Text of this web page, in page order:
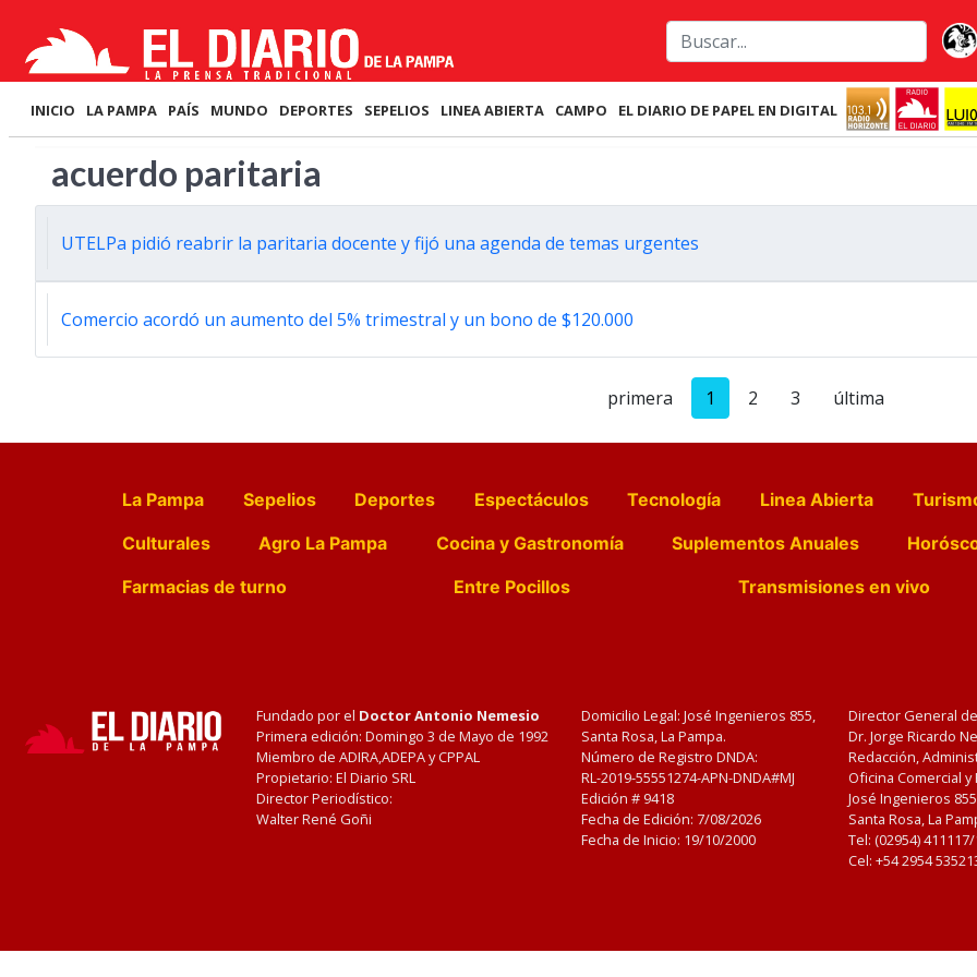
INICIO LA PAMPA PAÍS MUNDO DEPORTES SEPELIOS LINEA ABIERTA CAMPO EL DIARIO DE PAPEL EN DIGITAL
acuerdo paritaria
UTELPa pidió reabrir la paritaria docente y fijó una agenda de temas urgentes
Comercio acordó un aumento del 5% trimestral y un bono de $120.000
primera 1 2 3 última
La Pampa Sepelios Deportes Espectáculos Tecnología Linea Abierta
Culturales
Agro La Pampa Cocina y Gastronomía Suplementos Anuales
Farmacias de turno
Entre Pocillos Transmisiones en vivo
Fundado por el Doctor Antonio Nemesio
Primera edición: Domingo 3 de Mayo de 1992
Miembro de ADIRA,ADEPA y CPPAL
Propietario: El Diario SRL
Director Periodístico:
Walter René Goñi
Domicilio Legal: José Ingenieros 855,
Santa Rosa, La Pampa.
Número de Registro DNDA:
RL-2019-55551274-APN-DNDA#MJ
Edición # 9418
Fecha de Edición: 7/08/2026
Fecha de Inicio: 19/10/2000
Director General
Dr. Jorge Ricardo
Redacción,
Oficina Comercial
José Ingenieros
Santa Rosa, La
Tel: (02954)
Cel: +54 2954